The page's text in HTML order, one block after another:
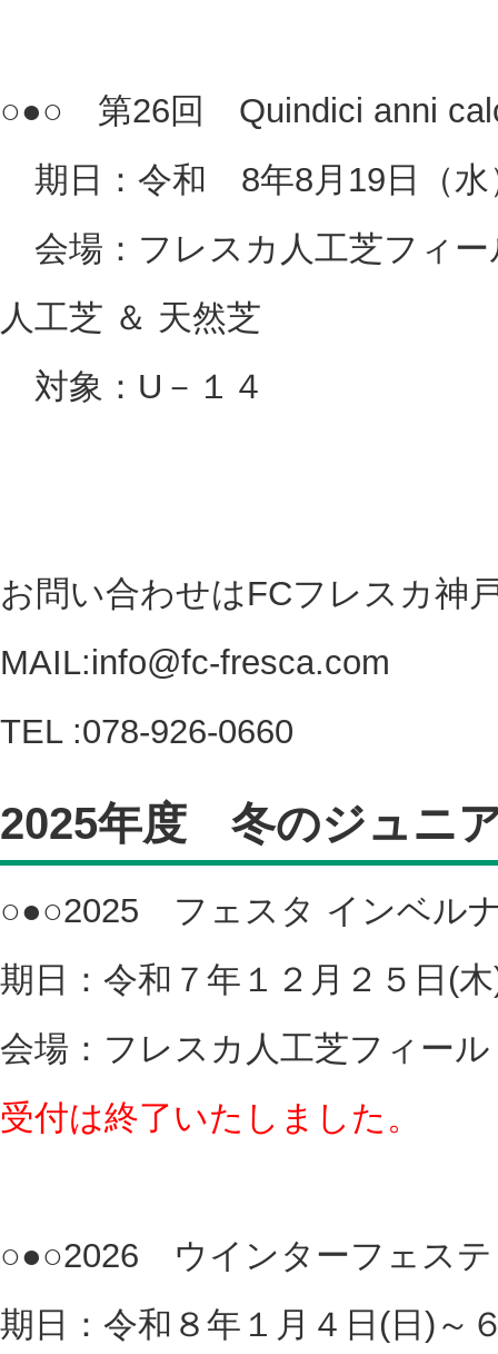
○●○ 第26回 Quindici anni
期日：令和 8年8月19日（水
会場：フレスカ人工芝フィ
人工芝 ＆ 天然芝
対象：U－１４
お問い合わせはFCフレスカ神
MAIL:info@fc-fresca.com
TEL :078-926-0660
2025年度 冬のジュニ
○●○2025 フェスタ インベル
期日：令和７年１２月２５日(
会場：フレスカ人工芝フィ
受付は終了いたしました。
○●○2026 ウインターフェステ
期日：令和８年１月４日(日)～